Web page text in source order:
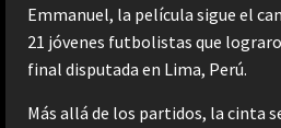
Emmanuel, la película sigue el
21 jóvenes futbolistas que
final disputada en Lima, Perú.
Más allá de los partidos, la cinta